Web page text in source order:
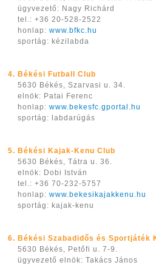
ügyvezető: Nagy Richárd
tel.: +36 20-528-2522
honlap:www.bfkc.hu
sportág: kézilabda
4. Békési Futball Club
5630 Békés, Szarvasi u. 34.
elnök: Patai Ferenc
honlap:www.bekesfc.gportal.hu
sportág: labdarúgás
5. Békési Kajak-Kenu Club
5630 Békés, Tátra u. 36.
elnök: Dobi István
tel.: +36 70-232-5757
honlap:www.bekesikajakkenu.hu
sportág: kajak-kenu
6. Békési Szabadidős és Sportjáték
5630 Békés, Petőfi u. 7-9.
ügyvezető elnök: Takács János